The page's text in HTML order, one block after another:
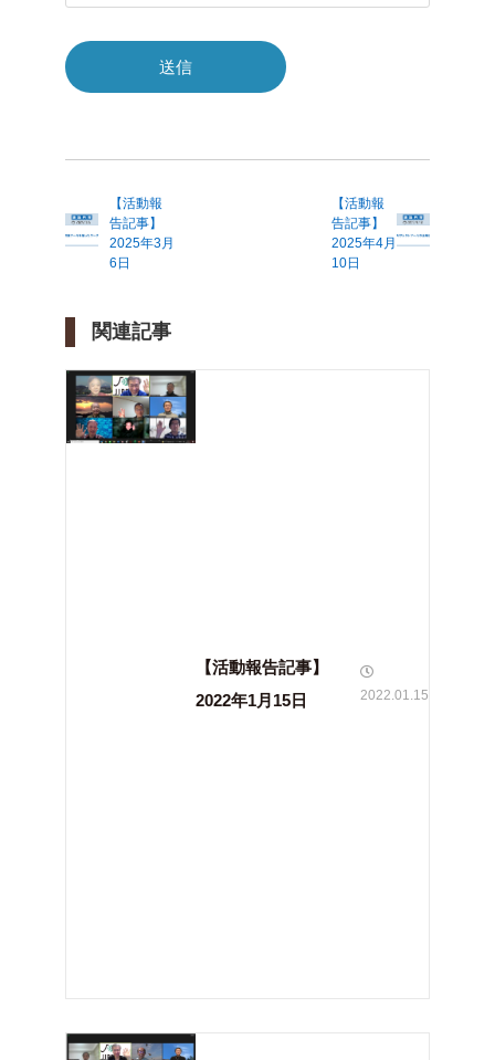
【活動報
告記事】
2025年3月
6日
【活動報
告記事】
2025年4月
10日
関連記事
【活動報告記事】
2022年1月15日
2022.01.15